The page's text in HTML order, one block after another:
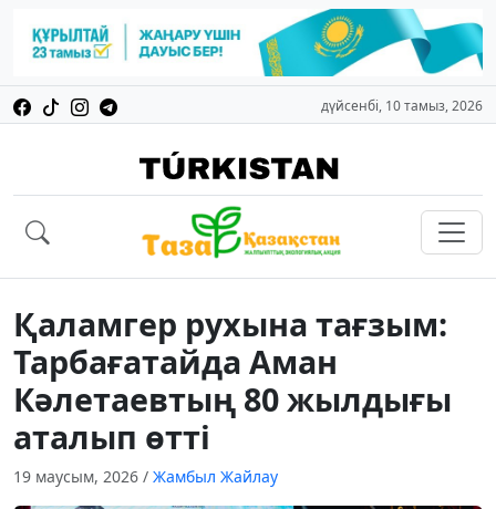
дүйсенбі, 10 тамыз, 2026
Қаламгер рухына тағзым:
Тарбағатайда Аман
Кәлетаевтың 80 жылдығы
аталып өтті
19 маусым, 2026 / Жамбыл Жайлау